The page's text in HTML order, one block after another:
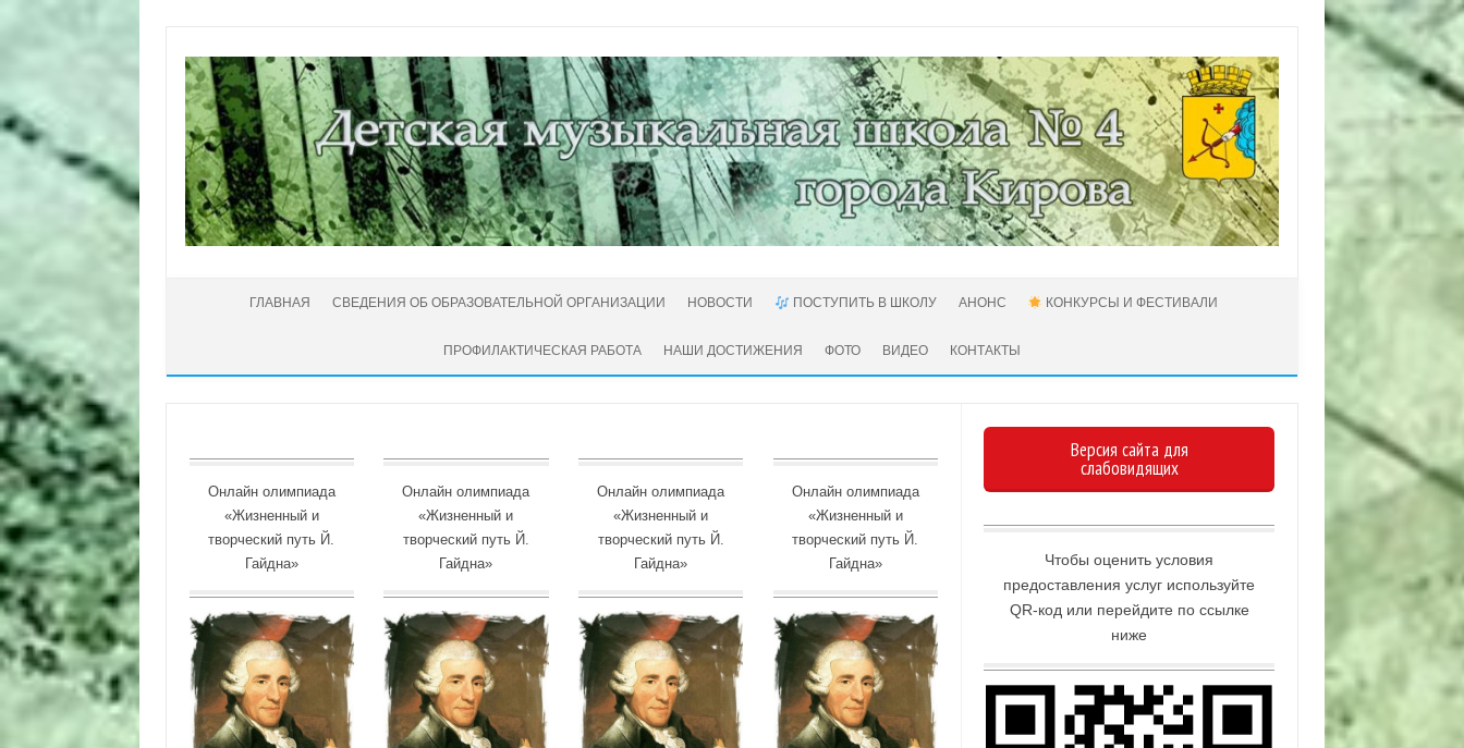
ГЛАВНАЯ СВЕДЕНИЯ ОБ ОБРАЗОВАТЕЛЬНОЙ ОРГАНИЗАЦИИ НОВОСТИ ПОСТУПИТЬ В ШКОЛУ АНОНС КОНКУРСЫ И ФЕСТИВАЛИ
ПРОФИЛАКТИЧЕСКАЯ РАБОТА НАШИ ДОСТИЖЕНИЯ ФОТО ВИДЕО КОНТАКТЫ
Онлайн олимпиада
«Жизненный и
творческий путь Й.
Гайдна»
Онлайн олимпиада
«Жизненный и
творческий путь Й.
Гайдна»
Онлайн олимпиада
«Жизненный и
творческий путь Й.
Гайдна»
Онлайн олимпиада
«Жизненный и
творческий путь Й.
Гайдна»
Версия сайта для
слабовидящих
Чтобы оценить условия
предоставления услуг используйте
QR-код или перейдите по ссылке
ниже